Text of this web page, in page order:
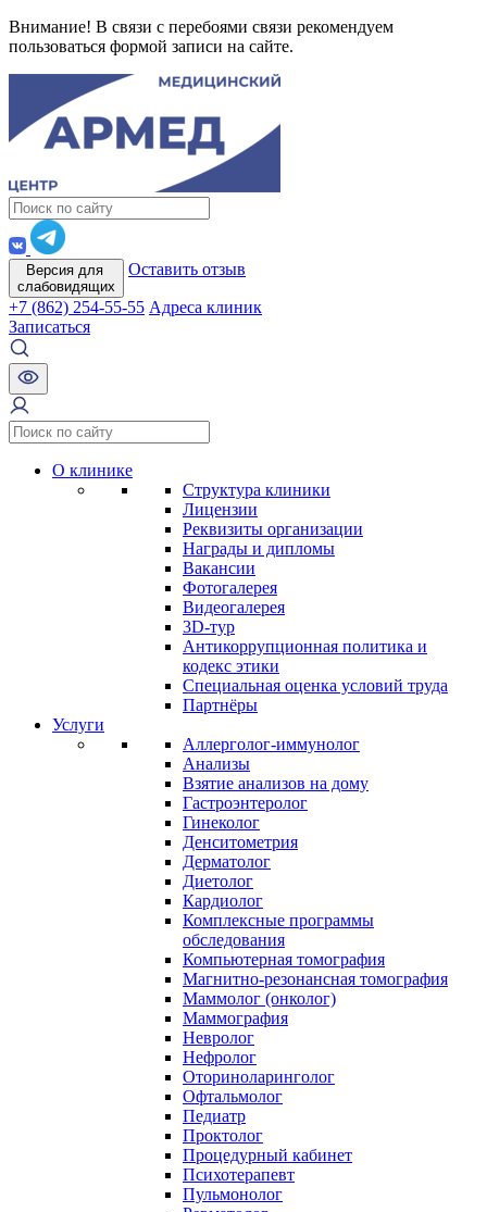
Внимание! В связи с перебоями связи рекомендуем
пользоваться формой записи на сайте.
Версия для
слабовидящих
Оставить отзыв
+7 (862) 254-55-55 Адреса клиник
Записаться
О клинике
Структура клиники
Лицензии
Реквизиты организации
Награды и дипломы
Вакансии
Фотогалерея
Видеогалерея
3D-тур
Антикоррупционная политика и
кодекс этики
Специальная оценка условий труда
Партнёры
Услуги
Аллерголог-иммунолог
Анализы
Взятие анализов на дому
Гастроэнтеролог
Гинеколог
Денситометрия
Дерматолог
Диетолог
Кардиолог
Комплексные программы
обследования
Компьютерная томография
Магнитно-резонансная томография
Маммолог (онколог)
Маммография
Невролог
Нефролог
Оториноларинголог
Офтальмолог
Педиатр
Проктолог
Процедурный кабинет
Психотерапевт
Пульмонолог